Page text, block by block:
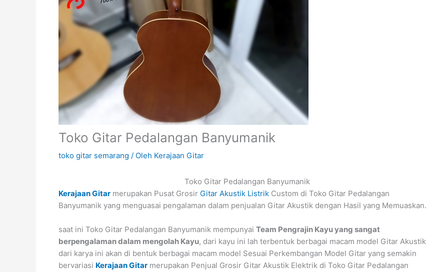
Toko Gitar Pedalangan Banyumanik
toko gitar semarang / Oleh Kerajaan Gitar
Toko Gitar Pedalangan Banyumanik
Kerajaan Gitar merupakan Pusat Grosir Gitar Akustik Listrik Custom di Toko Gitar Pedalangan
Banyumanik yang menguasai pengalaman dalam penjualan Gitar Akustik dengan Hasil yang Memuaskan.
saat ini Toko Gitar Pedalangan Banyumanik mempunyai Team Pengrajin Kayu yang sangat
berpengalaman dalam mengolah Kayu, dari kayu ini lah terbentuk berbagai macam model Gitar Akustik
dari karya ini akan di bentuk berbagai macam model Sesuai Perkembangan Model Gitar yang semakin
bervariasi Kerajaan Gitar merupakan Penjual Grosir Gitar Akustik Elektrik di Toko Gitar Pedalangan